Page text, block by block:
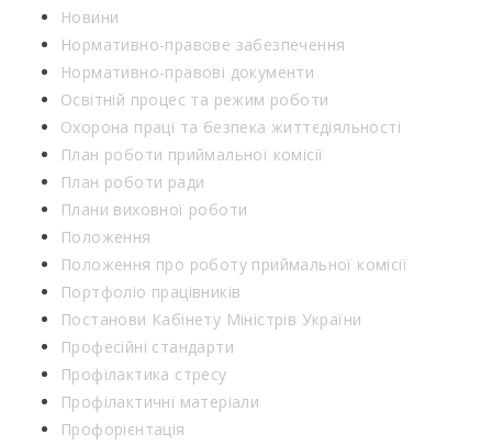
Новини
Нормативно-правове забезпечення
Нормативно-правові документи
Освітній процес та режим роботи
Охорона праці та безпека життєдіяльності
План роботи приймальної комісії
План роботи ради
Плани виховної роботи
Положення
Положення про роботу приймальної комісії
Портфоліо працівників
Постанови Кабінету Міністрів України
Професійні стандарти
Профілактика стресу
Профілактичні матеріали
Профорієнтація